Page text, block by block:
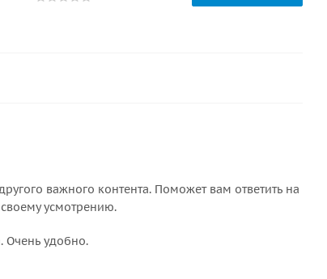
важного контента. Поможет вам ответить на
усмотрению.
Очень удобно.